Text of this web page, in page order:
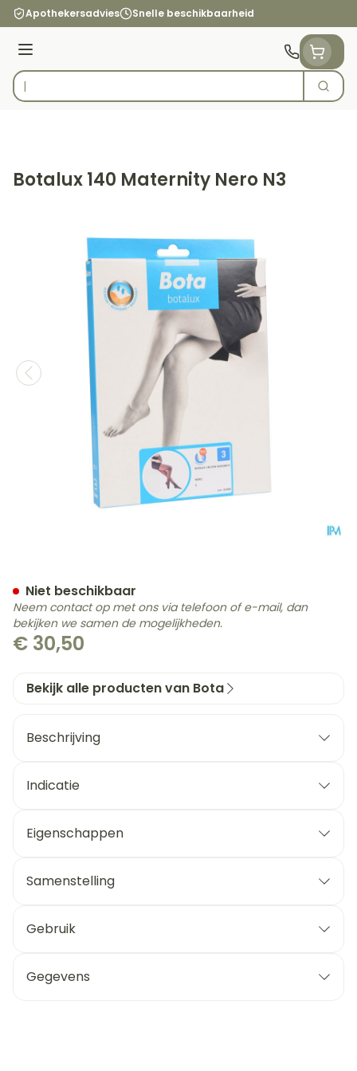
Ga naar de inhoud
Apothekersadvies Snelle beschikbaarheid
Menu
Product, merk, categorie...
Zoek
Botalux 140 Maternity Nero N3
€ 30,50
Niet beschikbaar
Neem contact op met ons via telefoon of e-mail, dan
bekijken we samen de mogelijkheden.
Bekijk alle producten van Bota
Beschrijving
Indicatie
Eigenschappen
Samenstelling
Gebruik
Gegevens